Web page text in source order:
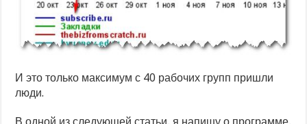
И это только максимум с 40 рабочих групп пришли
люди.